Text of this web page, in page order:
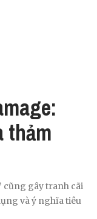
thảm
cũng gây tranh cãi
và ý nghĩa tiêu